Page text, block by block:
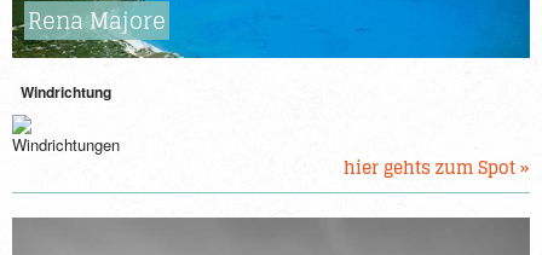
Rena Majore
Windrichtung
hier gehts zum Spot »